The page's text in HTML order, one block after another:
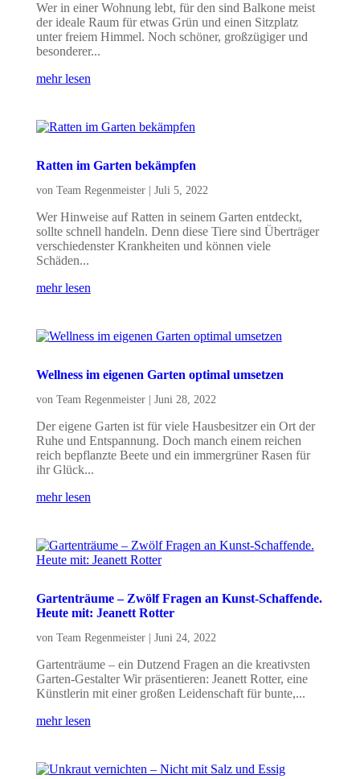
Wer in einer Wohnung lebt, für den sind Balkone meist
der ideale Raum für etwas Grün und einen Sitzplatz
unter freiem Himmel. Noch schöner, großzügiger und
besonderer...
mehr lesen
Ratten im Garten bekämpfen
von Team Regenmeister| Juli 5, 2022
Wer Hinweise auf Ratten in seinem Garten entdeckt,
sollte schnell handeln. Denn diese Tiere sind Überträger
verschiedenster Krankheiten und können viele
Schäden...
mehr lesen
Wellness im eigenen Garten optimal umsetzen
von Team Regenmeister| Juni 28, 2022
Der eigene Garten ist für viele Hausbesitzer ein Ort der
Ruhe und Entspannung. Doch manch einem reichen
reich bepflanzte Beete und ein immergrüner Rasen für
ihr Glück...
mehr lesen
Gartenträume – Zwölf Fragen an Kunst-Schaffende.
Heute mit: Jeanett Rotter
von Team Regenmeister| Juni 24, 2022
Gartenträume – ein Dutzend Fragen an die kreativsten
Garten-Gestalter Wir präsentieren: Jeanett Rotter, eine
Künstlerin mit einer großen Leidenschaft für bunte,...
mehr lesen